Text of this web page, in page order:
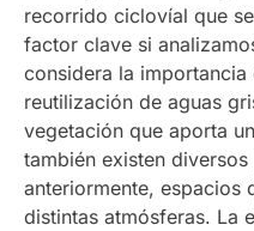
recorrido ciclovíal que
factor clave si
considera la
reutilización de aguas
vegetación que aporta
también existen
anteriormente, espacios
distintas atmósferas. La